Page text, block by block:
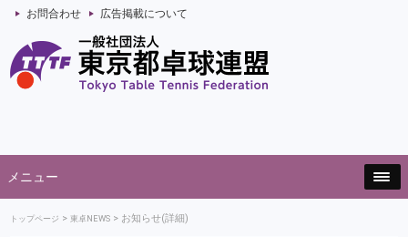
お問合わせ 広告掲載について
メニュー
トップページ 東卓NEWS お知らせ(詳細)